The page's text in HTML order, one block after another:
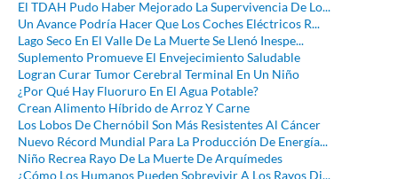
El TDAH Pudo Haber Mejorado La Supervivencia De Lo...
Un Avance Podría Hacer Que Los Coches Eléctricos R...
Lago Seco En El Valle De La Muerte Se Llenó Inespe...
Suplemento Promueve El Envejecimiento Saludable
Logran Curar Tumor Cerebral Terminal En Un Niño
¿Por Qué Hay Fluoruro En El Agua Potable?
Crean Alimento Híbrido de Arroz Y Carne
Los Lobos De Chernóbil Son Más Resistentes Al Cáncer
Nuevo Récord Mundial Para La Producción De Energía...
Niño Recrea Rayo De La Muerte De Arquímedes
¿Cómo Los Humanos Pueden Sobrevivir A Los Rayos Di...